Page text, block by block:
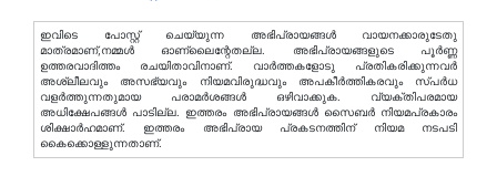
ഇവിടെ പോസ്റ്റ് ചെയ്യുന്ന അഭിപ്രായങ്ങള്‍ വായനക്കാരുടേതു
മാത്രമാണ്,നമ്മൾ ഓണ്ലൈന്റേതല്ല. അഭിപ്രായങ്ങളുടെ പൂർണ്ണ
ഉത്തരവാദിത്തം രചയിതാവിനാണ്. വാര്‍ത്തകളോടു പ്രതികരിക്കുന്നവര്‍
അശ്ലീലവും അസഭ്യവും നിയമവിരുദ്ധവും അപകീര്‍ത്തികരവും സ്പര്‍ധ
വളര്‍ത്തുന്നതുമായ പരാമര്‍ശങ്ങള്‍ ഒഴിവാക്കുക. വ്യക്തിപരമായ
അധിക്ഷേപങ്ങള്‍ പാടില്ല. ഇത്തരം അഭിപ്രായങ്ങള്‍ സൈബര്‍ നിയമപ്രകാരം
ശിക്ഷാര്‍ഹമാണ്. ഇത്തരം അഭിപ്രായ പ്രകടനത്തിന് നിയമ നടപടി
കൈക്കൊള്ളുന്നതാണ്.